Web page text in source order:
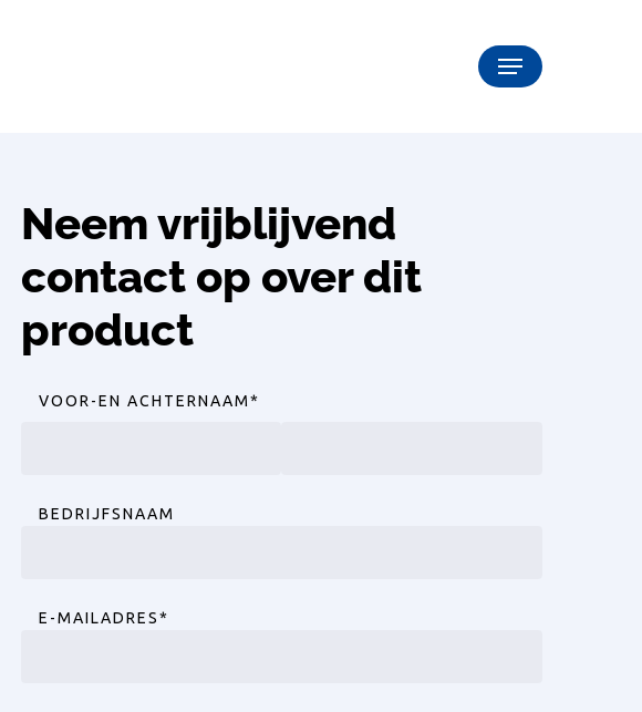
Menu
Neem vrijblijvend
contact op over dit
product
VOOR-EN ACHTERNAAM*
BEDRIJFSNAAM
E-MAILADRES*